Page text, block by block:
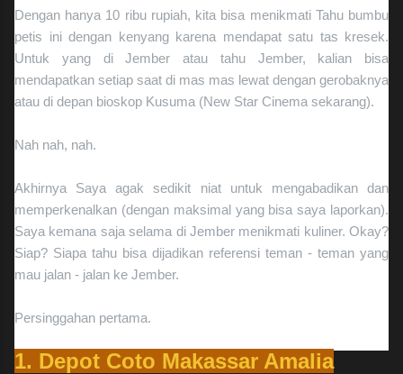
Dengan hanya 10 ribu rupiah, kita bisa menikmati Tahu bumbu
petis ini dengan kenyang karena mendapat satu tas kresek.
Untuk yang di Jember atau tahu Jember, kalian bisa
mendapatkan setiap saat di mas mas lewat dengan gerobaknya
atau di depan bioskop Kusuma (New Star Cinema sekarang).
Nah nah, nah.
Akhirnya Saya agak sedikit niat untuk mengabadikan dan
memperkenalkan (dengan maksimal yang bisa saya laporkan).
Saya kemana saja selama di Jember menikmati kuliner. Okay?
Siap? Siapa tahu bisa dijadikan referensi teman - teman yang
mau jalan - jalan ke Jember.
Persinggahan pertama.
1. Depot Coto Makassar Amalia